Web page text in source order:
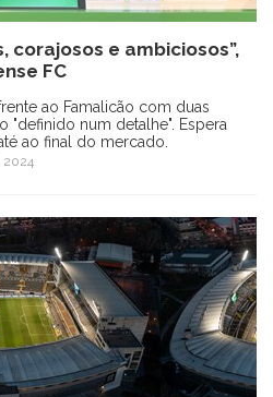
corajosos e ambiciosos”,
FC
ao Famalicão com duas
"definido num detalhe". Espera
ao final do mercado.
2024